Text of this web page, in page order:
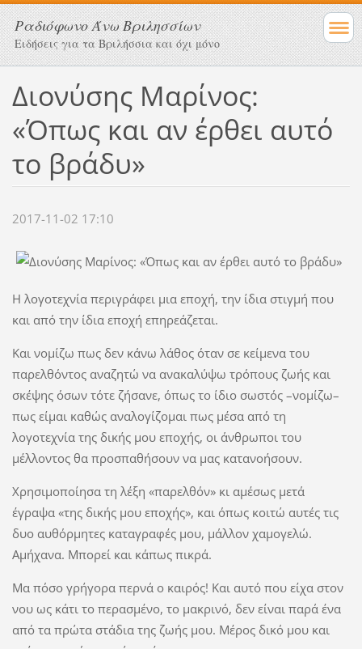
Ραδιόφωνο Άνω Βριλησσίων
Ειδήσεις για τα Βριλήσσια και όχι μόνο
Διονύσης Μαρίνος:
«Όπως και αν έρθει αυτό
το βράδυ»
2017-11-02 17:10
Η λογοτεχνία περιγράφει μια εποχή, την ίδια στιγμή που
και από την ίδια εποχή επηρεάζεται.
Και νομίζω πως δεν κάνω λάθος όταν σε κείμενα του
παρελθόντος αναζητώ να ανακαλύψω τρόπους ζωής και
σκέψης όσων τότε ζήσανε, όπως το ίδιο σωστός –νομίζω–
πως είμαι καθώς αναλογίζομαι πως μέσα από τη
λογοτεχνία της δικής μου εποχής, οι άνθρωποι του
μέλλοντος θα προσπαθήσουν να μας κατανοήσουν.
Χρησιμοποίησα τη λέξη «παρελθόν» κι αμέσως μετά
έγραψα «της δικής μου εποχής», και όπως κοιτώ αυτές τις
δυο αυθόρμητες καταγραφές μου, μάλλον χαμογελώ.
Αμήχανα. Μπορεί και κάπως πικρά.
Μα πόσο γρήγορα περνά ο καιρός! Και αυτό που είχα στον
νου ως κάτι το περασμένο, το μακρινό, δεν είναι παρά ένα
από τα πρώτα στάδια της ζωής μου. Μέρος δικό μου και